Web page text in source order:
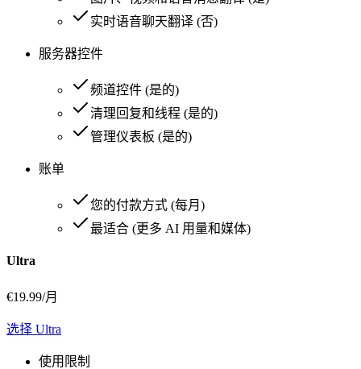
实时语音聊天翻译 (否)
服务器控件
频道控件 (是的)
清理回复和线程 (是的)
管理仪表板 (是的)
账单
您的付款方式 (每月 )
最适合 (更多 AI 用量和媒体)
Ultra
€19.99/月
选择 Ultra
使用限制